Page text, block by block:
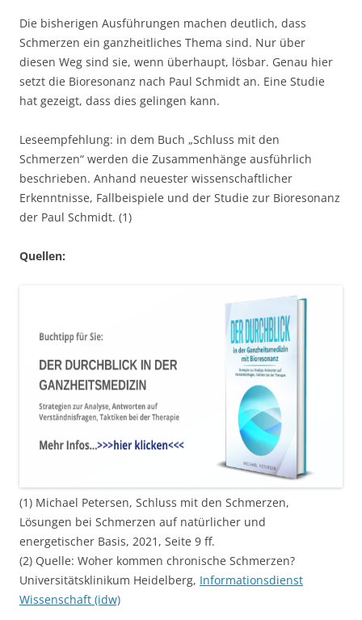
Die bisherigen Ausführungen machen deutlich, dass
Schmerzen ein ganzheitliches Thema sind. Nur über
diesen Weg sind sie, wenn überhaupt, lösbar. Genau hier
setzt die Bioresonanz nach Paul Schmidt an. Eine Studie
hat gezeigt, dass dies gelingen kann.
Leseempfehlung: in dem Buch „Schluss mit den
Schmerzen“ werden die Zusammenhänge ausführlich
beschrieben. Anhand neuester wissenschaftlicher
Erkenntnisse, Fallbeispiele und der Studie zur Bioresonanz
der Paul Schmidt. (1)
Quellen:
(1) Michael Petersen, Schluss mit den Schmerzen,
Lösungen bei Schmerzen auf natürlicher und
energetischer Basis, 2021, Seite 9 ff.
(2) Quelle: Woher kommen chronische Schmerzen?
Universitätsklinikum Heidelberg, Informationsdienst
Wissenschaft (idw)